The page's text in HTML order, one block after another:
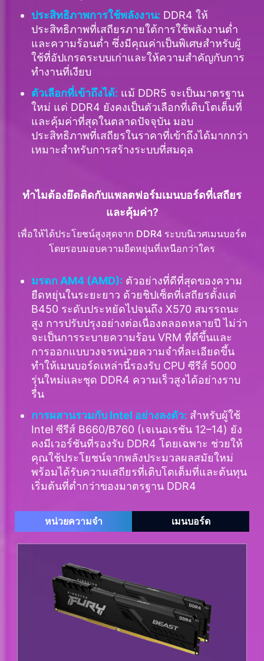
ประสิทธิภาพการใช้พลังงาน: DDR4 ให้
ประสิทธิภาพที่เสถียรภายใต้การใช้พลังงานต่ำ
และความร้อนต่ำ ซึ่งมีคุณค่าเป็นพิเศษสำหรับผู้
ใช้ที่อัปเกรดระบบเก่าและให้ความสำคัญกับการ
ทำงานที่เงียบ
ตัวเลือกที่เข้าถึงได้: แม้ DDR5 จะเป็นมาตรฐาน
ใหม่ แต่ DDR4 ยังคงเป็นตัวเลือกที่เติบโตเต็มที่
และคุ้มค่าที่สุดในตลาดปัจจุบัน มอบ
ประสิทธิภาพที่เสถียรในราคาที่เข้าถึงได้มากกว่า
เหมาะสำหรับการสร้างระบบที่สมดุล
ทำไมต้องยึดติดกับแพลตฟอร์มเมนบอร์ดที่เสถียร
และคุ้มค่า?
เพื่อให้ได้ประโยชน์สูงสุดจาก DDR4 ระบบนิเวศเมนบอร์ด
โดยรอบมอบความยืดหยุ่นที่เหนือกว่าใคร
มรดก AM4 (AMD): ตัวอย่างที่ดีที่สุดของความ
ยืดหยุ่นในระยะยาว ด้วยชิปเซ็ตที่เสถียรตั้งแต่
B450 ระดับประหยัดไปจนถึง X570 สมรรถนะ
สูง การปรับปรุงอย่างต่อเนื่องตลอดหลายปี ไม่ว่า
จะเป็นการระบายความร้อน VRM ที่ดีขึ้นและ
การออกแบบวงจรหน่วยความจำที่ละเอียดขึ้น
ทำให้เมนบอร์ดเหล่านี้รองรับ CPU ซีรีส์ 5000
รุ่นใหม่และชุด DDR4 ความเร็วสูงได้อย่างราบ
รื่น
การผสานรวมกับ Intel อย่างลงตัว: สำหรับผู้ใช้
Intel ซีรีส์ B660/B760 (เจเนอเรชัน 12–14) ยัง
คงมีเวอร์ชันที่รองรับ DDR4 โดยเฉพาะ ช่วยให้
คุณใช้ประโยชน์จากพลังประมวลผลสมัยใหม่
พร้อมได้รับความเสถียรที่เติบโตเต็มที่และต้นทุน
เริ่มต้นที่ต่ำกว่าของมาตรฐาน DDR4
หน่วยความจำ เมนบอร์ด